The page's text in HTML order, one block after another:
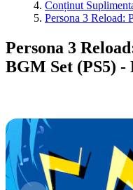
Conținut
Persona 3 Reload:
Persona 3
BGM Set (PS5) -